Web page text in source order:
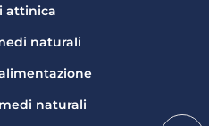
attinica
naturali
naturali